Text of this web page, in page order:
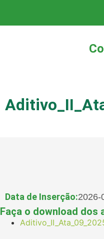
Data de Inserção:2026-
Faça o download dos